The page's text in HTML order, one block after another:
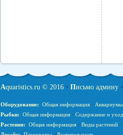
Aquaristics.ru © 2016• Письмо админу•
Оборудование: Общая информация· Аквариумы
Рыбки: Общая информация· Содержание и уход
Растения: Общая информация· Виды растений·